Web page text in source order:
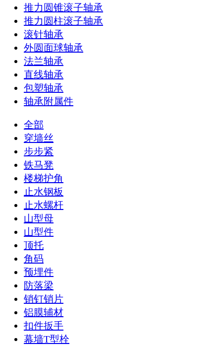
推力圆锥滚子轴承
推力圆柱滚子轴承
滚针轴承
外圆面球轴承
法兰轴承
直线轴承
包塑轴承
轴承附属件
全部
穿墙丝
步步紧
铁马凳
楼梯护角
止水钢板
止水螺杆
山型母
山型件
顶托
角码
预埋件
防落梁
销钉销片
铝膜辅材
扣件扳手
幕墙T型栓